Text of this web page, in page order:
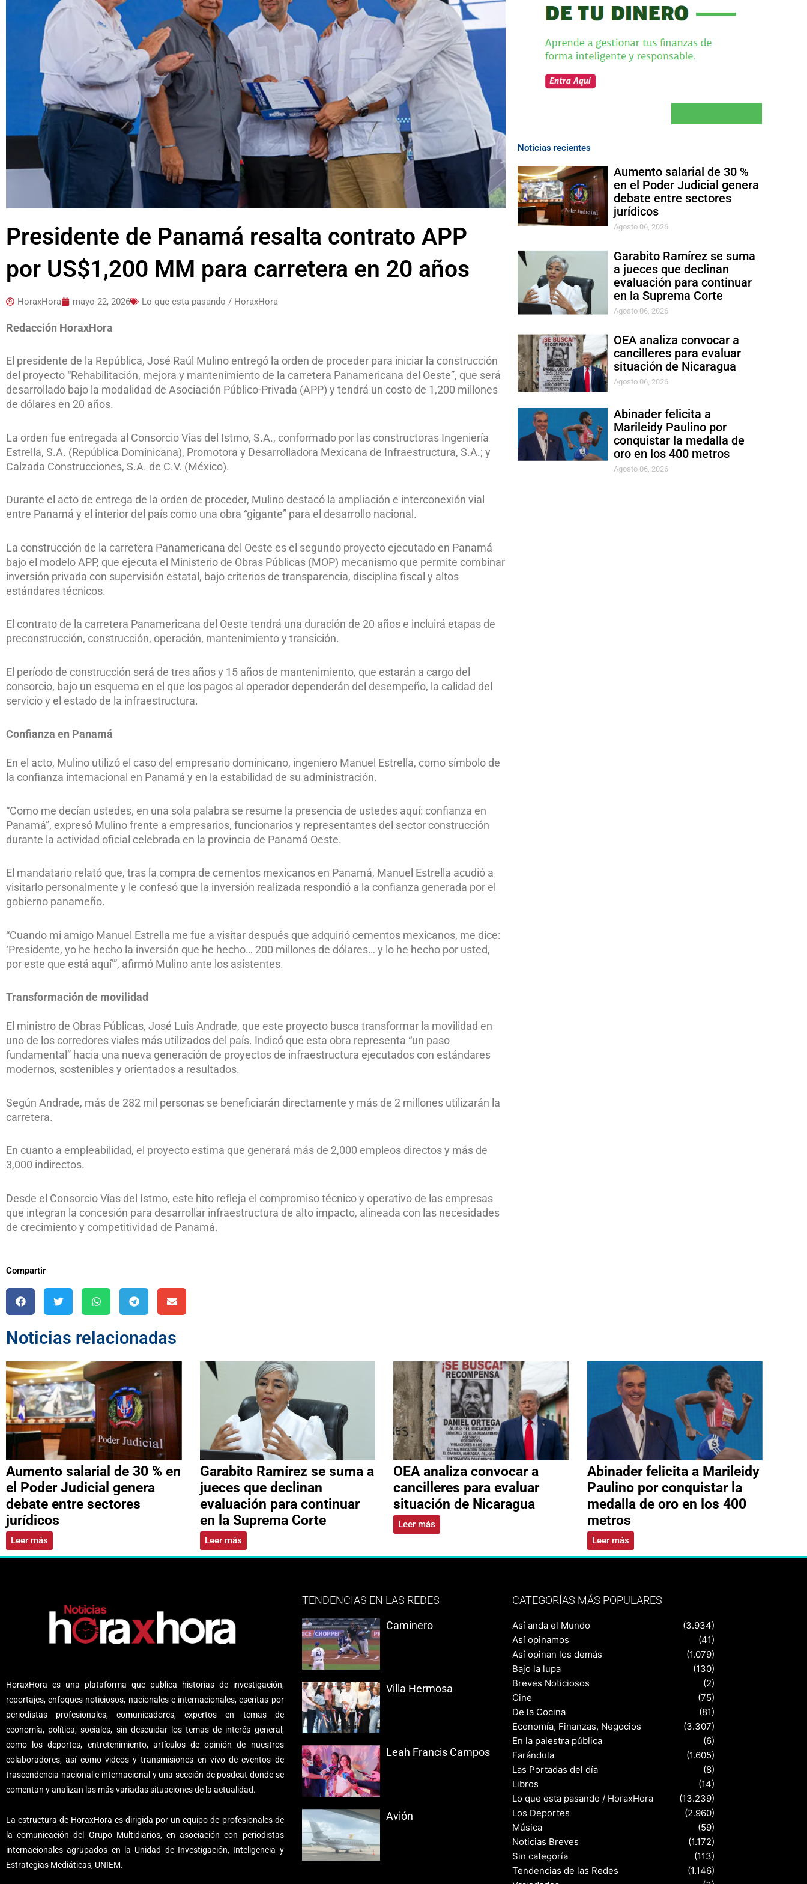
Presidente de Panamá resalta contrato APP
por US$1,200 MM para carretera en 20 años
HoraxHora mayo 22, 2026 Lo que esta pasando / HoraxHora
Redacción HoraxHora
El presidente de la República, José Raúl Mulino entregó la orden de proceder para iniciar la construcción
del proyecto “Rehabilitación, mejora y mantenimiento de la carretera Panamericana del Oeste”, que será
desarrollado bajo la modalidad de Asociación Público-Privada (APP) y tendrá un costo de 1,200 millones
de dólares en 20 años.
La orden fue entregada al Consorcio Vías del Istmo, S.A., conformado por las constructoras Ingeniería
Estrella, S.A. (República Dominicana), Promotora y Desarrolladora Mexicana de Infraestructura, S.A.; y
Calzada Construcciones, S.A. de C.V. (México).
Durante el acto de entrega de la orden de proceder, Mulino destacó la ampliación e interconexión vial
entre Panamá y el interior del país como una obra “gigante” para el desarrollo nacional.
La construcción de la carretera Panamericana del Oeste es el segundo proyecto ejecutado en Panamá
bajo el modelo APP, que ejecuta el Ministerio de Obras Públicas (MOP) mecanismo que permite combinar
inversión privada con supervisión estatal, bajo criterios de transparencia, disciplina fiscal y altos
estándares técnicos.
El contrato de la carretera Panamericana del Oeste tendrá una duración de 20 años e incluirá etapas de
preconstrucción, construcción, operación, mantenimiento y transición.
El período de construcción será de tres años y 15 años de mantenimiento, que estarán a cargo del
consorcio, bajo un esquema en el que los pagos al operador dependerán del desempeño, la calidad del
servicio y el estado de la infraestructura.
Confianza en Panamá
En el acto, Mulino utilizó el caso del empresario dominicano, ingeniero Manuel Estrella, como símbolo de
la confianza internacional en Panamá y en la estabilidad de su administración.
“Como me decían ustedes, en una sola palabra se resume la presencia de ustedes aquí: confianza en
Panamá”, expresó Mulino frente a empresarios, funcionarios y representantes del sector construcción
durante la actividad oficial celebrada en la provincia de Panamá Oeste.
El mandatario relató que, tras la compra de cementos mexicanos en Panamá, Manuel Estrella acudió a
visitarlo personalmente y le confesó que la inversión realizada respondió a la confianza generada por el
gobierno panameño.
“Cuando mi amigo Manuel Estrella me fue a visitar después que adquirió cementos mexicanos, me dice:
‘Presidente, yo he hecho la inversión que he hecho… 200 millones de dólares… y lo he hecho por usted,
por este que está aquí’”, afirmó Mulino ante los asistentes.
Transformación de movilidad
El ministro de Obras Públicas, José Luis Andrade, que este proyecto busca transformar la movilidad en
uno de los corredores viales más utilizados del país. Indicó que esta obra representa “un paso
fundamental” hacia una nueva generación de proyectos de infraestructura ejecutados con estándares
modernos, sostenibles y orientados a resultados.
Según Andrade, más de 282 mil personas se beneficiarán directamente y más de 2 millones utilizarán la
carretera.
En cuanto a empleabilidad, el proyecto estima que generará más de 2,000 empleos directos y más de
3,000 indirectos.
Desde el Consorcio Vías del Istmo, este hito refleja el compromiso técnico y operativo de las empresas
que integran la concesión para desarrollar infraestructura de alto impacto, alineada con las necesidades
de crecimiento y competitividad de Panamá.
Compartir
Noticias recientes
Aumento salarial de 30 %
en el Poder Judicial genera
debate entre sectores
jurídicos
Agosto 06, 2026
Garabito Ramírez se suma
a jueces que declinan
evaluación para continuar
en la Suprema Corte
Agosto 06, 2026
OEA analiza convocar a
cancilleres para evaluar
situación de Nicaragua
Agosto 06, 2026
Abinader felicita a
Marileidy Paulino por
conquistar la medalla de
oro en los 400 metros
Agosto 06, 2026
Noticias relacionadas
Aumento salarial de 30 % en
el Poder Judicial genera
debate entre sectores
jurídicos
Leer más
Garabito Ramírez se suma a
jueces que declinan
evaluación para continuar
en la Suprema Corte
Leer más
OEA analiza convocar a
cancilleres para evaluar
situación de Nicaragua
Leer más
Abinader felicita a Marileidy
Paulino por conquistar la
medalla de oro en los 400
metros
Leer más
HoraxHora es una plataforma que publica historias de investigación,
reportajes, enfoques noticiosos, nacionales e internacionales, escritas por
periodistas profesionales, comunicadores, expertos en temas de
economía, política, sociales, sin descuidar los temas de interés general,
como los deportes, entretenimiento, artículos de opinión de nuestros
colaboradores, así como videos y transmisiones en vivo de eventos de
trascendencia nacional e internacional y una sección de posdcat donde se
comentan y analizan las más variadas situaciones de la actualidad.
La estructura de HoraxHora es dirigida por un equipo de profesionales de
la comunicación del Grupo Multidiarios, en asociación con periodistas
internacionales agrupados en la Unidad de Investigación, Inteligencia y
Estrategias Mediáticas, UNIEM.
TENDENCIAS EN LAS REDES
Caminero
Villa Hermosa
Leah Francis Campos
Avión
CATEGORÍAS MÁS POPULARES
Así anda el Mundo
(3.934)
Así opinamos
(41)
Así opinan los demás
(1.079)
Bajo la lupa
(130)
Breves Noticiosos
(2)
Cine
(75)
De la Cocina
(81)
Economía, Finanzas, Negocios
(3.307)
En la palestra pública
(6)
Farándula
(1.605)
Las Portadas del día
(8)
Libros
(14)
Lo que esta pasando / HoraxHora
(13.239)
Los Deportes
(2.960)
Música
(59)
Noticias Breves
(1.172)
Sin categoría
(113)
Tendencias de las Redes
(1.146)